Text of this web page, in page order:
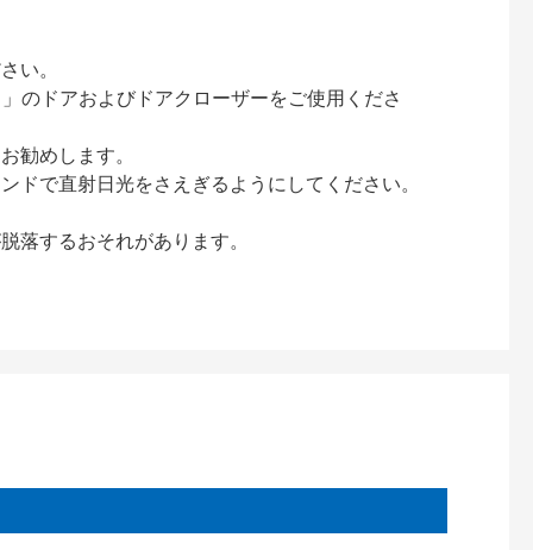
い。
のドアおよびドアクローザーをご使用くださ
勧めします。
で直射日光をさえぎるようにしてください。
するおそれがあります。